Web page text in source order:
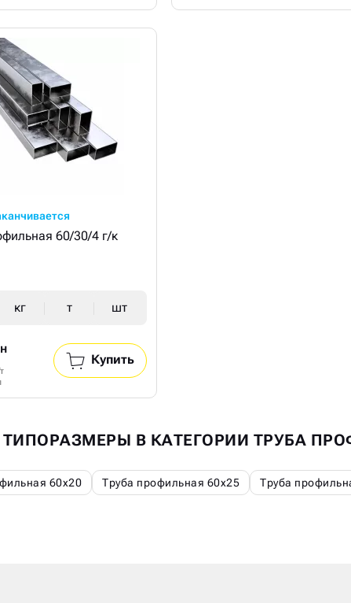
60/30/4 г/к
кг т шт
Купить
ТИПОРАЗМЕРЫ В КАТЕГОРИИ ТРУБА
60х20 Труба профильная 60х25 Труба